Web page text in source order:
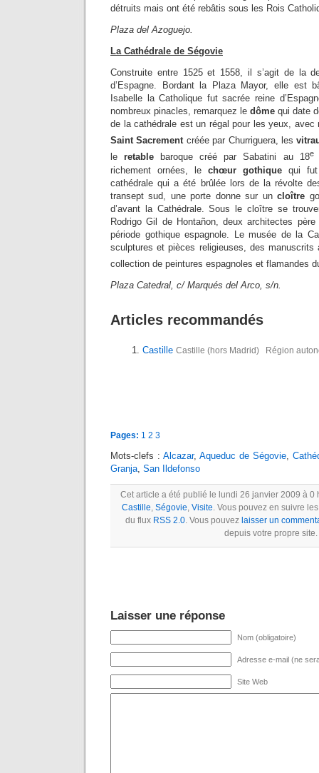
détruits mais ont été rebâtis sous les Rois
Plaza del Azoguejo.
La Cathédrale de Ségovie
Construite entre 1525 et 1558, il s’agit de la
d’Espagne. Bordant la Plaza Mayor, elle est
Isabelle la Catholique fut sacrée reine
nombreux pinacles, remarquez le dôme qui date
de la cathédrale est un régal pour les yeux,
Saint Sacrementcréée par Churriguera, les
leretable baroque créé par Sabatini au 18e
richement ornées, le chœur gothique qui fut
cathédrale qui a été brûlée lors de la révolte
transept sud, une porte donne sur uncloître
d’avant la Cathédrale. Sous le cloître se
Rodrigo Gil de Hontañon, deux architectes
période gothique espagnole. Le musée de la
sculptures et pièces religieuses, des manuscrits
collection de peintures espagnoles et flamandes
Plaza Catedral, c/ Marqués del Arco, s/n.
Articles recommandés
Castille Castille (hors Madrid) Région
Pages: 1 2 3
Mots-clefs : Alcazar, Aqueduc de Ségovie,
Granja, San Ildefonso
Cet article a été publié le lundi 26 janvier 2009 à 0
Castille, Ségovie, Visite. Vous pouvez en suivre
du flux RSS 2.0. Vous pouvez laisser un
depuis votre propre site.
Laisser une réponse
Nom (obligatoire)
Adresse e-mail (ne
Site Web